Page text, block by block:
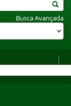
Busca Avançada